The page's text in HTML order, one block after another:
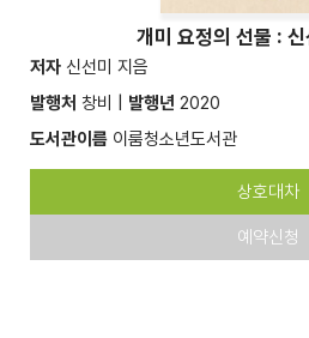
개미 요정의 선물 :
저자 신선미 지음
발행처 창비 | 발행년 2020
도서관이름 이룸청소년도서관
상호대차
예약신청